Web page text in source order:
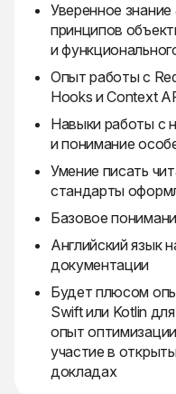
Уверенное
принципов
и
Опыт работы с
Hooks и Context
Навыки работы с
и понимание
Умение писать
стандарты
Базовое
Английский язык
документации
Будет плюсом
Swift или Kotlin
опыт
участие в
докладах